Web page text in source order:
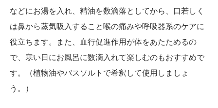
などにお湯を入れ、精油を数滴落としてから、口若しく
は鼻から蒸気吸入すること喉の痛みや呼吸器系のケアに
役立ちます。また、血行促進作用が体をあたためるの
で、寒い日にお風呂に数滴入れて楽しむのもおすすめで
す。（植物油やバスソルトで希釈して使用しましょ
う。）